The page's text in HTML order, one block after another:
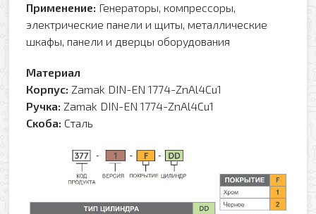
Применение: Генераторы, компрессоры,
электрические панели и щиты, металлические
шкафы, панели и дверцы оборудования
Материал
Корпус: Zamak DIN-EN 1774-ZnAl4Cu1
Ручка: Zamak DIN-EN 1774-ZnAl4Cu1
Скоба: Сталь